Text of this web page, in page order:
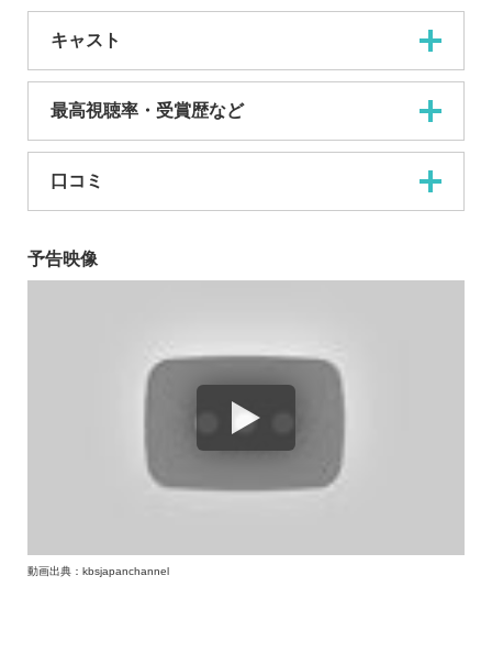
キャスト
最高視聴率・受賞歴など
口コミ
予告映像
動画出典：kbsjapanchannel